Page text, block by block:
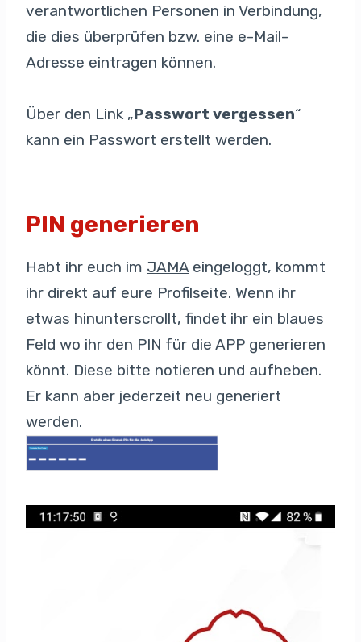
verantwortlichen Personen in Verbindung,
die dies überprüfen bzw. eine e-Mail-
Adresse eintragen können.
Über den Link „Passwort vergessen“
kann ein Passwort erstellt werden.
PIN generieren
Habt ihr euch im JAMAeingeloggt, kommt
ihr direkt auf eure Profilseite. Wenn ihr
etwas hinunterscrollt, findet ihr ein blaues
Feld wo ihr den PIN für die APP generieren
könnt. Diese bitte notieren und aufheben.
Er kann aber jederzeit neu generiert
werden.